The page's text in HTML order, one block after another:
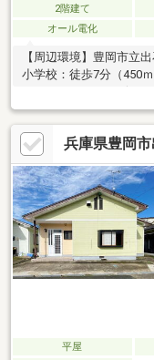
2階建て
オール電化
【周辺環境】豊岡市立
小学校：徒歩7分（450
ト出石川原店：車3分（
銀行出石支店：2分（
敷地50.51坪の中古戸建
ます！是非、お問い合
兵庫県豊岡
平屋